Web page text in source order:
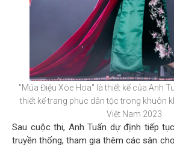
"Múa Điệu Xòe Hoa" là thiết kế của Anh
thiết kế trang phục dân tộc trong khuôn
Việt Nam 2023.
Sau cuộc thi, Anh Tuấn dự định tiếp
truyền thống, tham gia thêm các sân